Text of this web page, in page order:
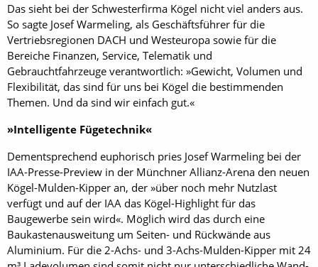
Das sieht bei der Schwesterfirma Kögel nicht viel anders aus.
So sagte Josef Warmeling, als Geschäftsführer für die
Vertriebsregionen DACH und Westeuropa sowie für die
Bereiche Finanzen, Service, Telematik und
Gebrauchtfahrzeuge verantwortlich: »Gewicht, Volumen und
Flexibilität, das sind für uns bei Kögel die bestimmenden
Themen. Und da sind wir einfach gut.«
»Intelligente Fügetechnik«
Dementsprechend euphorisch pries Josef Warmeling bei der
IAA-Presse-Preview in der Münchner Allianz-Arena den neuen
Kögel-Mulden-Kipper an, der »über noch mehr Nutzlast
verfügt und auf der IAA das Kögel-Highlight für das
Baugewerbe sein wird«. Möglich wird das durch eine
Baukastenausweitung um Seiten- und Rückwände aus
Aluminium. Für die 2-Achs- und 3-Achs-Mulden-Kipper mit 24